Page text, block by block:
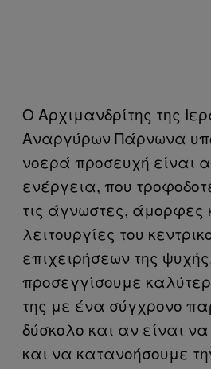
Ο Αρχιμανδρίτης της
Αναργύρων Πάρνωνα
νοερά προσευχή είναι
ενέργεια, που
τις άγνωστες, άμορφες
λειτουργίες του
επιχειρήσεων της
προσεγγίσουμε
της με ένα σύγχρονο
δύσκολο και αν είναι
και να κατανοήσουμε